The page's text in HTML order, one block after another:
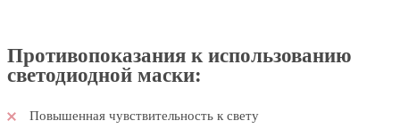
Противопоказания к использованию
светодиодной маски:
Повышенная чувствительность к свету